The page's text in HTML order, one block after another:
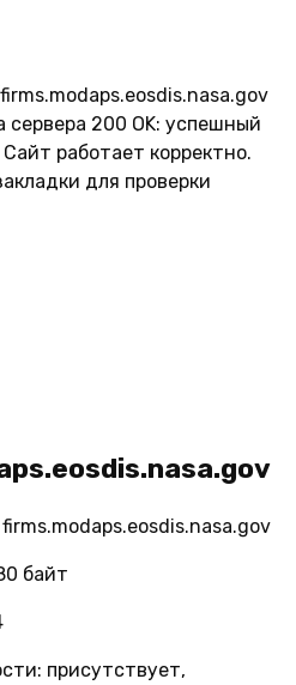
сервера 200 OK: успешный
работает корректно.
для проверки
байт
присутствует,